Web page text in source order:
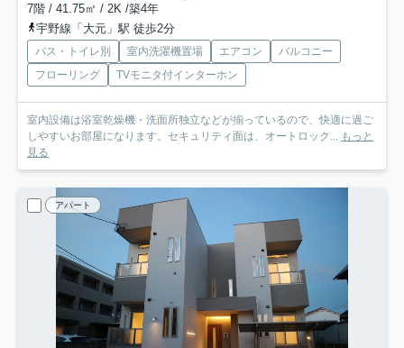
7階 / 41.75㎡ / 2K /築4年
宇野線「大元」駅 徒歩2分
バス・トイレ別 室内洗濯機置場 エアコン
バルコニー
フローリング
TVモニタ付インターホン
室内設備は浴室乾燥機・洗面所独立などが揃っているので、快適に過ご
しやすいお部屋になります。セキュリティ面は、オートロック...
もっと
見る
アパート